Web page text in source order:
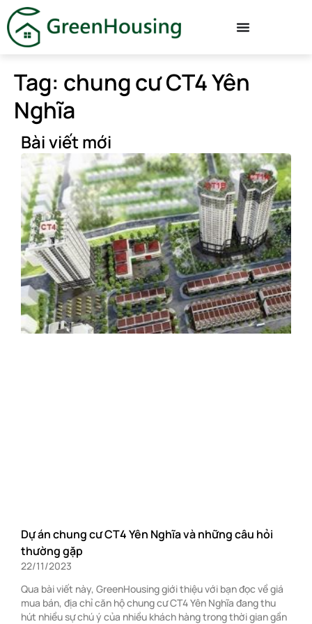
Tag: chung cư CT4 Yên
Nghĩa
Bài viết mới
Dự án chung cư CT4 Yên Nghĩa và những câu hỏi
thường gặp
22/11/2023
Qua bài viết này, GreenHousing giới thiệu với bạn đọc về giá
mua bán, địa chỉ căn hộ chung cư CT4 Yên Nghĩa đang thu
hút nhiều sự chú ý của nhiều khách hàng trong thời gian gần